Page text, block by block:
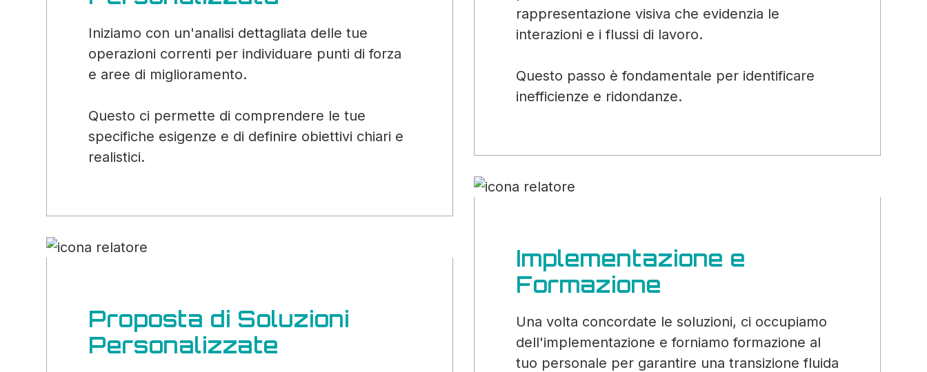
Iniziamo con un'analisi dettagliata delle tue
operazioni correnti per individuare punti di forza
e aree di miglioramento.
Questo ci permette di comprendere le tue
specifiche esigenze e di definire obiettivi chiari e
realistici.
Proposta di Soluzioni
Personalizzate
rappresentazione visiva che evidenzia le
interazioni e i flussi di lavoro.
Questo passo è fondamentale per identificare
inefficienze e ridondanze.
Implementazione e
Formazione
Una volta concordate le soluzioni, ci occupiamo
dell'implementazione e forniamo formazione al
tuo personale per garantire una transizione fluida